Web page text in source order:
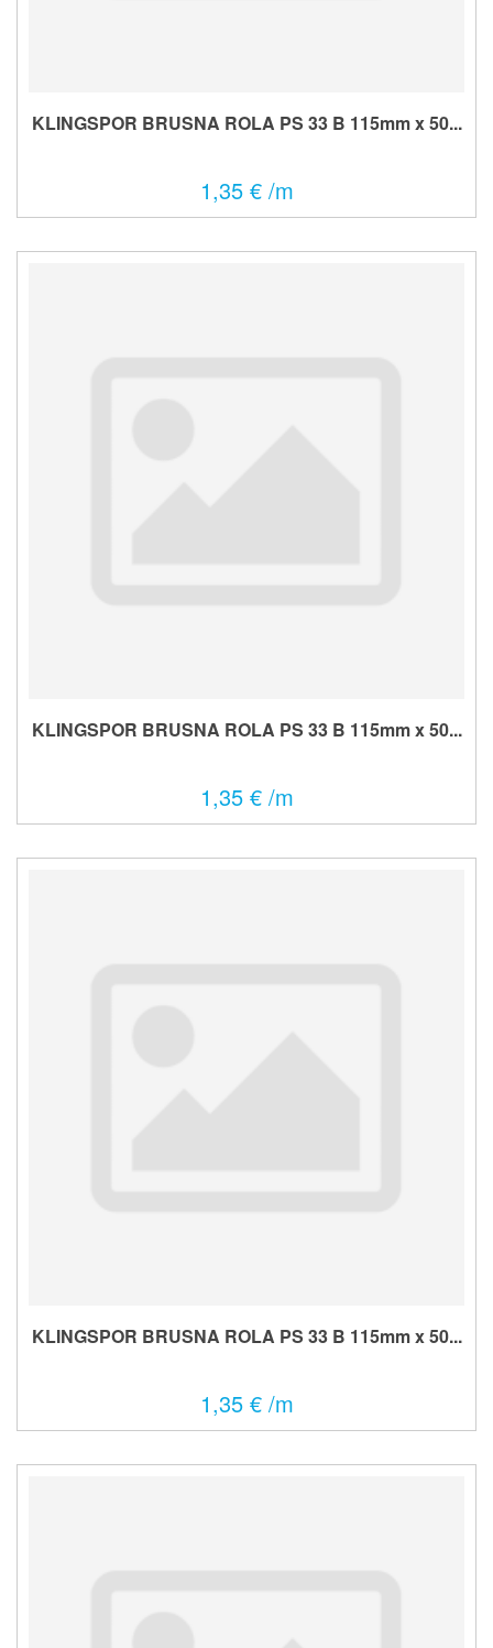
KLINGSPOR BRUSNA ROLA PS 33 B 115mm x 50...
1,35 € /m
KLINGSPOR BRUSNA ROLA PS 33 B 115mm x 50...
1,35 € /m
KLINGSPOR BRUSNA ROLA PS 33 B 115mm x 50...
1,35 € /m